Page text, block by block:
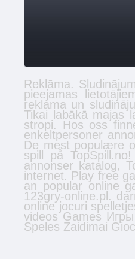
Reklāma.
pieejamas
reklama un
Tikai labākā majas
stropi. Hos oss
enkeltpersoner
De mest populære
spill på
annonser katalog,
internet. Play free
an popular online
123gry-online.pl.
online jocuri
videos Games Игры
Speles Zaidimai